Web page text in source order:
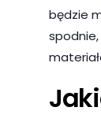
będzie